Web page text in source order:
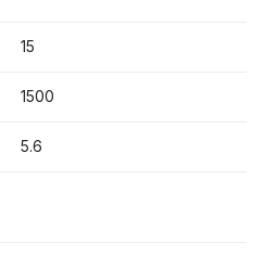
15
1500
5.6